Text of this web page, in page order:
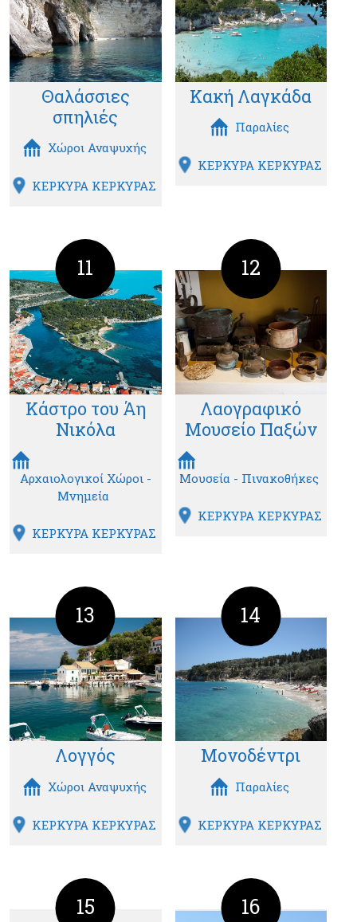
Θαλάσσιες
σπηλιές
Χώροι Αναψυχής
ΚΕΡΚΥΡΑ ΚΕΡΚΥΡΑΣ
Κακή Λαγκάδα
Παραλίες
ΚΕΡΚΥΡΑ ΚΕΡΚΥΡΑΣ
11
Κάστρο του Άη
Νικόλα
Αρχαιολογικοί Χώροι -
Μνημεία
ΚΕΡΚΥΡΑ ΚΕΡΚΥΡΑΣ
12
Λαογραφικό
Μουσείο Παξών
Μουσεία - Πινακοθήκες
ΚΕΡΚΥΡΑ ΚΕΡΚΥΡΑΣ
13
Λογγός
Χώροι Αναψυχής
ΚΕΡΚΥΡΑ ΚΕΡΚΥΡΑΣ
14
Μονοδέντρι
Παραλίες
ΚΕΡΚΥΡΑ ΚΕΡΚΥΡΑΣ
15 16